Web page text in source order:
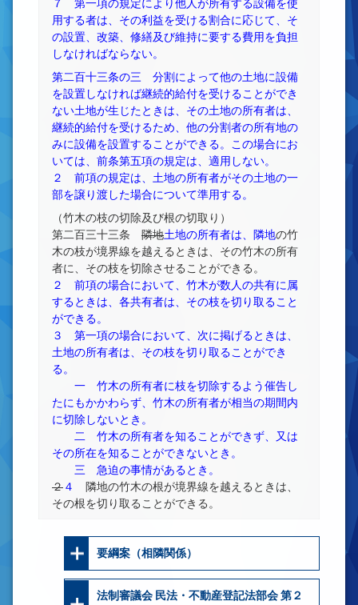
７ 第一項の規定により他人が所有する設備を使
用する者は、その利益を受ける割合に応じて、そ
の設置、改築、修繕及び維持に要する費用を負担
しなければならない。
第二百十三条の三 分割によって他の土地に設備
を設置しなければ継続的給付を受けることができ
ない土地が生じたときは、その土地の所有者は、
継続的給付を受けるため、他の分割者の所有地の
みに設備を設置することができる。この場合にお
いては、前条第五項の規定は、適用しない。
２ 前項の規定は、土地の所有者がその土地の一
部を譲り渡した場合について準用する。
（竹木の枝の切除及び根の切取り）
第二百三十三条 隣地土地の所有者は、隣地の竹
木の枝が境界線を越えるときは、その竹木の所有
者に、その枝を切除させることができる。
２ 前項の場合において、竹木が数人の共有に属
するときは、各共有者は、その枝を切り取ること
ができる。
３ 第一項の場合において、次に掲げるときは、
土地の所有者は、その枝を切り取ることができ
る。
一 竹木の所有者に枝を切除するよう催告し
たにもかかわらず、竹木の所有者が相当の期間内
に切除しないとき。
二 竹木の所有者を知ることができず、又は
その所在を知ることができないとき。
三 急迫の事情があるとき。
２４
隣地の竹木の根が境界線を越えるときは、
その根を切り取ることができる。
要綱案（相隣関係）
法制審議会 民法・不動産登記法部会 第２